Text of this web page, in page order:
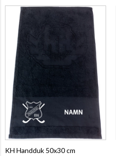
KH Handduk 50x30 cm